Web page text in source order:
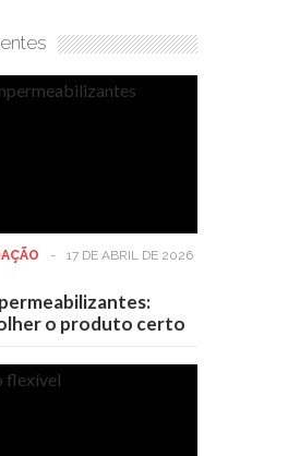
- 17 DE ABRIL DE 2026
o produto certo